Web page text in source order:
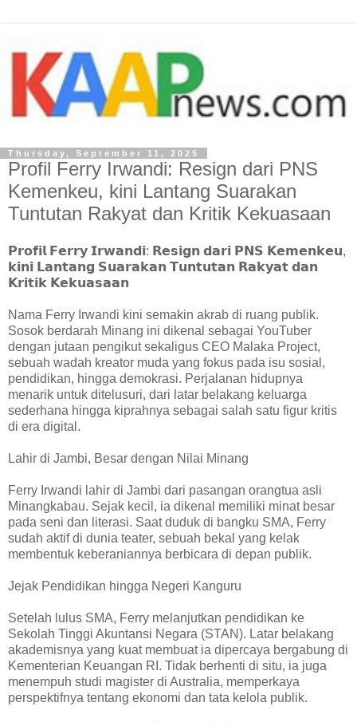
Thursday, September 11, 2025
Profil Ferry Irwandi: Resign dari PNS
Kemenkeu, kini Lantang Suarakan
Tuntutan Rakyat dan Kritik Kekuasaan
𝗣𝗿𝗼𝗳𝗶𝗹 𝗙𝗲𝗿𝗿𝘆 𝗜𝗿𝘄𝗮𝗻𝗱𝗶: 𝗥𝗲𝘀𝗶𝗴𝗻 𝗱𝗮𝗿𝗶 𝗣𝗡𝗦 𝗞𝗲𝗺𝗲𝗻𝗸𝗲𝘂,
𝗸𝗶𝗻𝗶 𝗟𝗮𝗻𝘁𝗮𝗻𝗴 𝗦𝘂𝗮𝗿𝗮𝗸𝗮𝗻 𝗧𝘂𝗻𝘁𝘂𝘁𝗮𝗻 𝗥𝗮𝗸𝘆𝗮𝘁 𝗱𝗮𝗻
𝗞𝗿𝗶𝘁𝗶𝗸 𝗞𝗲𝗸𝘂𝗮𝘀𝗮𝗮𝗻
Nama Ferry Irwandi kini semakin akrab di ruang publik.
Sosok berdarah Minang ini dikenal sebagai YouTuber
dengan jutaan pengikut sekaligus CEO Malaka Project,
sebuah wadah kreator muda yang fokus pada isu sosial,
pendidikan, hingga demokrasi. Perjalanan hidupnya
menarik untuk ditelusuri, dari latar belakang keluarga
sederhana hingga kiprahnya sebagai salah satu figur kritis
di era digital.
Lahir di Jambi, Besar dengan Nilai Minang
Ferry Irwandi lahir di Jambi dari pasangan orangtua asli
Minangkabau. Sejak kecil, ia dikenal memiliki minat besar
pada seni dan literasi. Saat duduk di bangku SMA, Ferry
sudah aktif di dunia teater, sebuah bekal yang kelak
membentuk keberaniannya berbicara di depan publik.
Jejak Pendidikan hingga Negeri Kanguru
Setelah lulus SMA, Ferry melanjutkan pendidikan ke
Sekolah Tinggi Akuntansi Negara (STAN). Latar belakang
akademisnya yang kuat membuat ia dipercaya bergabung di
Kementerian Keuangan RI. Tidak berhenti di situ, ia juga
menempuh studi magister di Australia, memperkaya
perspektifnya tentang ekonomi dan tata kelola publik.